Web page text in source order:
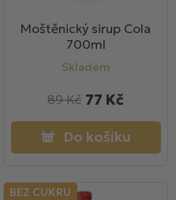
Moštěnický sirup Cola
700ml
Skladem
77 Kč
89 Kč
Do košíku
BEZ CUKRU